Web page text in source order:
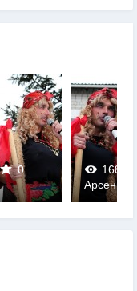
0
1685
0
Арсеньев